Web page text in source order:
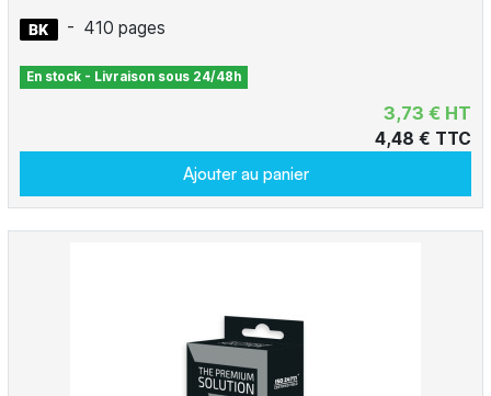
- 410 pages
En stock - Livraison sous 24/48h
3,73 € HT
4,48 € TTC
Ajouter au panier